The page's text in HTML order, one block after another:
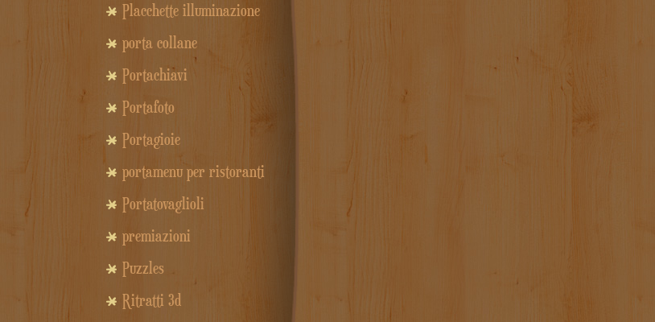
Placchette illuminazione
porta collane
Portachiavi
Portafoto
Portagioie
portamenu per ristoranti
Portatovaglioli
premiazioni
Puzzles
Ritratti 3d